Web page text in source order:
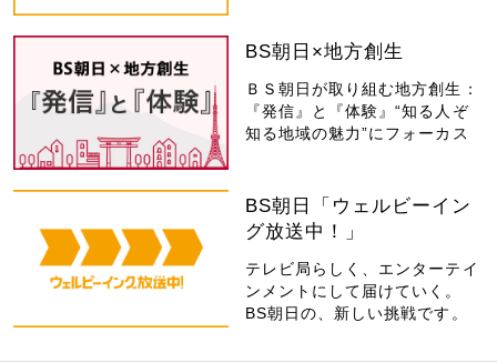
BS朝日×地方創生
ＢＳ朝日が取り組む地方創生：
『発信』と『体験』“知る人ぞ
知る地域の魅力”にフォーカス
BS朝日「ウェルビーイン
グ放送中！」
テレビ局らしく、エンターテイ
ンメントにして届けていく。
BS朝日の、新しい挑戦です。